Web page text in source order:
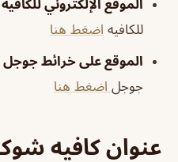
الموقع الإلكتروني للكافية
للكافيه اضغط هنا
الموقع على خرائط جوجل
جوجل اضغط هنا